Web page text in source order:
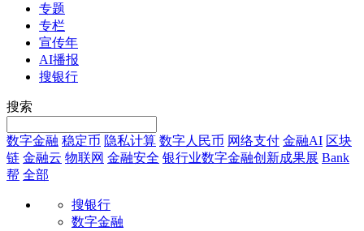
专题
专栏
宣传年
AI播报
搜银行
搜索
数字金融 稳定币 隐私计算 数字人民币 网络支付 金融AI 区块
链 金融云 物联网 金融安全 银行业数字金融创新成果展 Bank
帮 全部
搜银行
数字金融